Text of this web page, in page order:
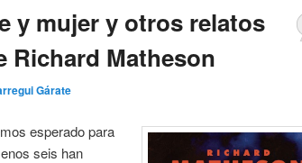
y mujer y otros relatos
Richard Matheson
Gárate
esperado para
seis han